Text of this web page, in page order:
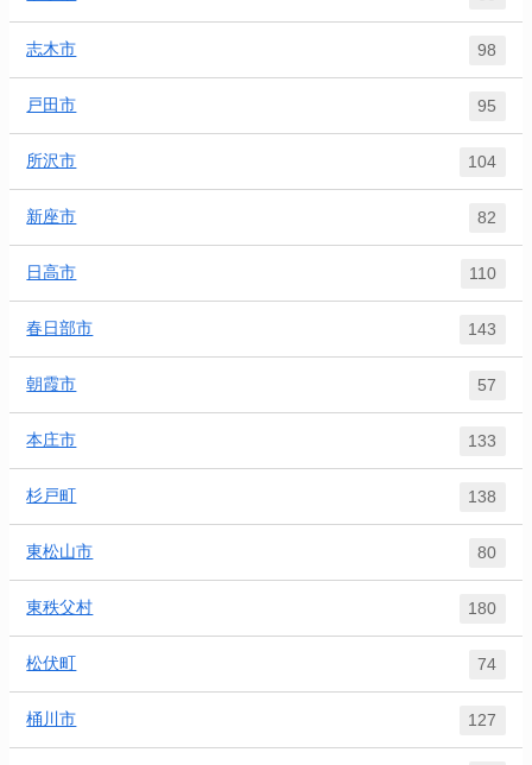
志木市 98
戸田市 95
所沢市 104
新座市 82
日高市 110
春日部市 143
朝霞市 57
本庄市 133
杉戸町 138
東松山市 80
東秩父村 180
松伏町 74
桶川市 127